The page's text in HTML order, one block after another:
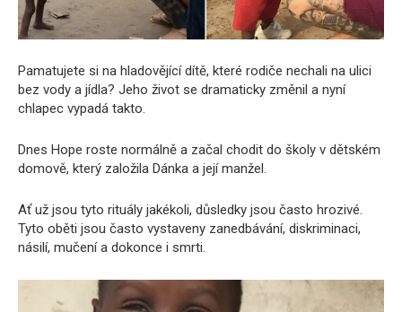
Pamatujete si na hladovějící dítě, které rodiče nechali na ulici
bez vody a jídla? Jeho život se dramaticky změnil a nyní
chlapec vypadá takto.
Dnes Hope roste normálně a začal chodit do školy v dětském
domově, který založila Dánka a její manžel.
Ať už jsou tyto rituály jakékoli, důsledky jsou často hrozivé.
Tyto oběti jsou často vystaveny zanedbávání, diskriminaci,
násilí, mučení a dokonce i smrti.